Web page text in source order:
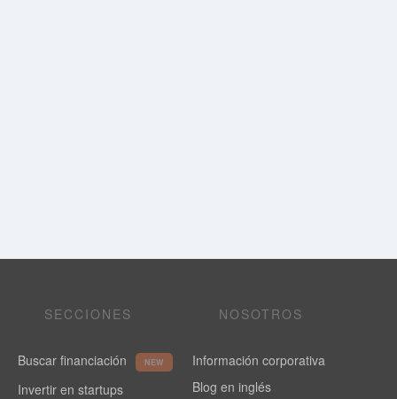
SECCIONES
Buscar financiación NEW
Invertir en startups
NOSOTROS
Información corporativa
Blog en inglés